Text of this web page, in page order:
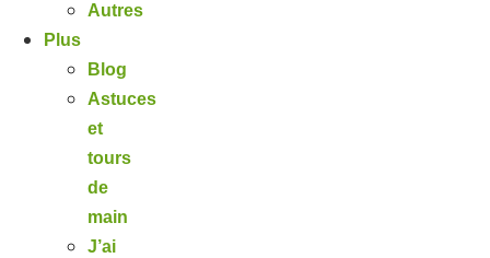
Autres
Plus
Blog
Astuces
et
tours
de
main
J’ai